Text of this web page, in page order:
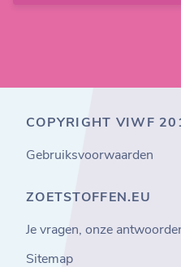
COPYRIGHT VIWF
Gebruiksvoorwaarden
ZOETSTOFFEN.EU
Je vragen, onze
Sitemap